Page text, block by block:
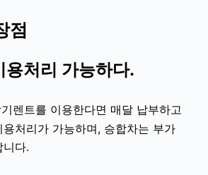
점
용처리 가능하다.
렌트를 이용한다면 매달 납부하고
처리가 가능하며, 승합차는 부가
다.